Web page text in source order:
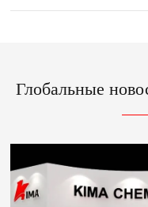
Глобальные